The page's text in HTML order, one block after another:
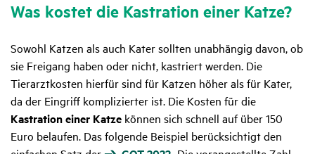
Was kostet die Kastra­tion einer Katze?
Sowohl Katzen als auch Kater sollten unabhängig davon, ob
sie Freigang haben oder nicht, kastriert werden. Die
Tierarztkosten hierfür sind für Katzen höher als für Kater,
da der Eingriff komplizierter ist. Die Kosten für die
Kastration einer Katze können sich schnell auf über 150
Euro belaufen. Das folgende Beispiel berücksichtigt den